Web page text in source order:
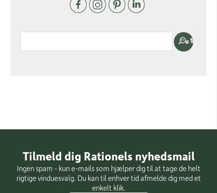
Tilmeld dig Rationels nyhedsmail
Ingen spam - kun e-mails som hjælper dig til at tage de helt
rigtige vinduesvalg. Du kan til enhver tid afmelde dig med et
enkelt klik.